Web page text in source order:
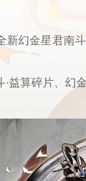
新幻金星君南
益算碎片、幻